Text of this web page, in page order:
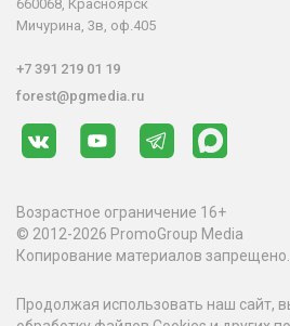
660068, Красноярск
Мичурина, 3в, оф.405
+7 391 219 01 19
forest@pgmedia.ru
Возрастное ограничение 16+
© 2012-2026 PromoGroup Media
Копирование материалов запрещено.
Продолжая использовать наш сайт,